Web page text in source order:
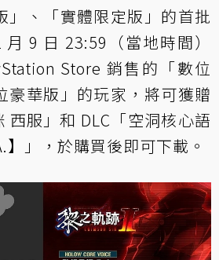
」、「實體限定版」的首批
9 日 23:59（當地時間）
Store 銷售的「數位
豪華版」的玩家，將可獲贈
西服」和 DLC「空洞核心語
】」，於購買後即可下載。